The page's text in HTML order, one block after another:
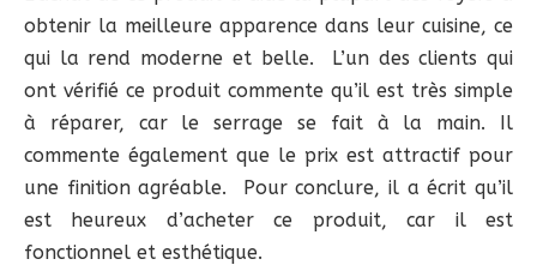
obtenir la meilleure apparence dans leur cuisine, ce
qui la rend moderne et belle. L’un des clients qui
ont vérifié ce produit commente qu’il est très simple
à réparer, car le serrage se fait à la main. Il
commente également que le prix est attractif pour
une finition agréable. Pour conclure, il a écrit qu’il
est heureux d’acheter ce produit, car il est
fonctionnel et esthétique.